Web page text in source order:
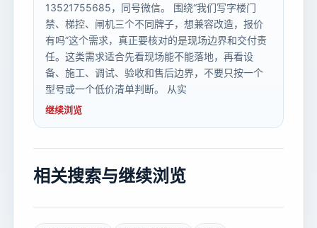
13521755685，同号微信。 围绕“我们写字楼门
禁、梯控、闸机三个不同牌子，想兼容改造，报价
有吗”这个需求，真正要核对的是现场边界和交付责
任。这类需求适合先看现场能不能落地，再看设
备、施工、调试、验收和售后边界，不要只按一个
型号或一个低价清单判断。 从实
继续浏览
相关搜索与继续浏览